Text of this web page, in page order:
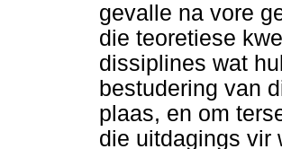
gevalle na vore
die teoretiese
dissiplines wat
bestudering van
plaas, en om
die uitdagings vir